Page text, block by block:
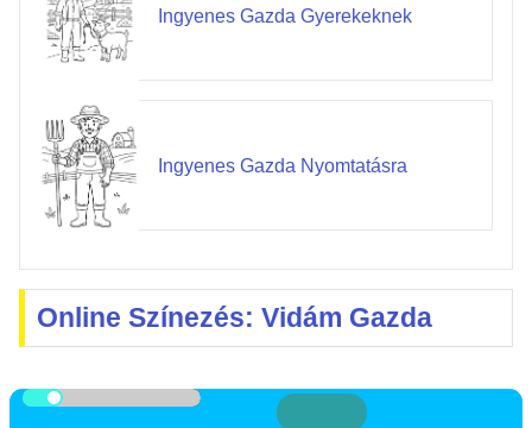
Ingyenes Gazda Gyerekeknek
Ingyenes Gazda Nyomtatásra
Online Színezés: Vidám Gazda